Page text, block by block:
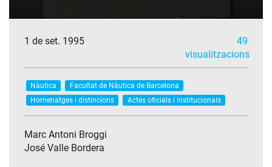
1 de set. 1995
49
visualitzacions
Nàutica
Facultat de Nàutica de Barcelona
Homenatges i distincions
Actes oficials i institucionals
Marc Antoni Broggi
José Valle Bordera